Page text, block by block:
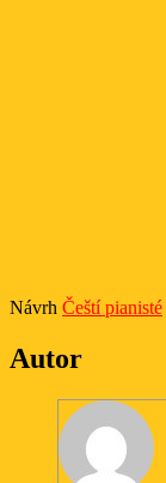
Návrh Čeští pianisté
Autor